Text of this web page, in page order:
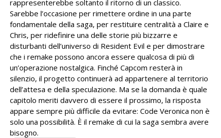
rappresenterebbe soltanto il ritorno di un classico.
Sarebbe l’occasione per rimettere ordine in una parte
fondamentale della saga, per restituire centralità a Claire e
Chris, per ridefinire una delle storie più bizzarre e
disturbanti dell’universo di Resident Evil e per dimostrare
che i remake possono ancora essere qualcosa di più di
un’operazione nostalgica. Finché Capcom resterà in
silenzio, il progetto continuerà ad appartenere al territorio
dell’attesa e della speculazione. Ma se la domanda è quale
capitolo meriti davvero di essere il prossimo, la risposta
appare sempre più difficile da evitare: Code Veronica non è
solo una possibilità. È il remake di cui la saga sembra avere
bisogno.